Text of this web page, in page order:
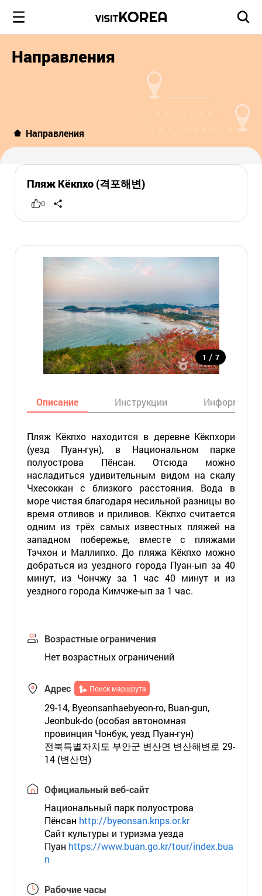
Направления
Направления
Пляж Кёкпхо (격포해변)
0
1 / 7
Описание Инструкции Информация
Пляж Кёкпхо находится в деревне Кёкпхори
(уезд Пуан-гун), в Национальном парке
полуострова Пёнсан. Отсюда можно
насладиться удивительным видом на скалу
Чхесоккан с близкого расстояния. Вода в
море чистая благодаря несильной разницы во
время отливов и приливов. Кёкпхо считается
одним из трёх самых известных пляжей на
западном побережье, вместе с пляжами
Тэчхон и Маллипхо. До пляжа Кёкпхо можно
добраться из уездного города Пуан-ып за 40
минут, из Чончжу за 1 час 40 минут и из
уездного города Кимчже-ып за 1 час.
Возрастные ограничения
Нет возрастных ограничений
Адрес Поиск маршрута
29-14, Byeonsanhaebyeon-ro, Buan-gun,
Jeonbuk-do (особая автономная
провинция Чонбук, уезд Пуан-гун)
전북특별자치도 부안군 변산면 변산해변로 29-
14 (변산면)
Официальный веб-сайт
Национальный парк полуострова
Пёнсан http://byeonsan.knps.or.kr
Сайт культуры и туризма уезда
Пуан https://www.buan.go.kr/tour/index.bua
n
Рабочие часы